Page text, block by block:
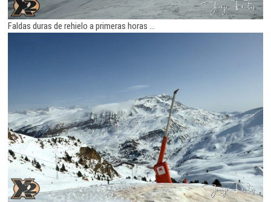
Faldas duras de rehielo a primeras horas …